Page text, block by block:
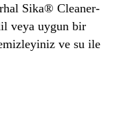
Sika® Cleaner-
veya uygun bir
ve su ile